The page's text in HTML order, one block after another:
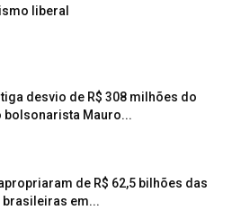
liberal
desvio de R$ 308 milhões do
bolsonarista Mauro...
de R$ 62,5 bilhões das
em...